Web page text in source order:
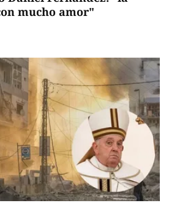
mucho amor"